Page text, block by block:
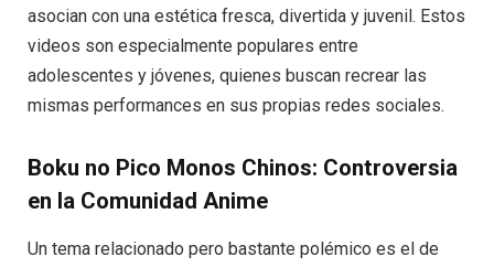
asocian con una estética fresca, divertida y juvenil. Estos
videos son especialmente populares entre
adolescentes y jóvenes, quienes buscan recrear las
mismas performances en sus propias redes sociales.
Boku no Pico Monos Chinos: Controversia
en la Comunidad Anime
Un tema relacionado pero bastante polémico es el de